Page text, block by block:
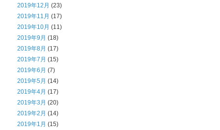
2019年12月 (23)
2019年11月 (17)
2019年10月 (11)
2019年9月 (18)
2019年8月 (17)
2019年7月 (15)
2019年6月 (7)
2019年5月 (14)
2019年4月 (17)
2019年3月 (20)
2019年2月 (14)
2019年1月 (15)